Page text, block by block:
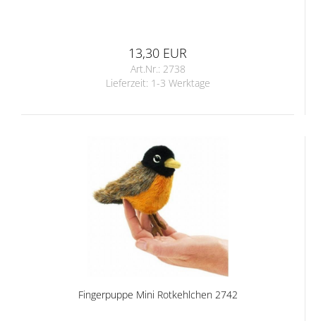
13,30 EUR
Art.Nr.: 2738
Lieferzeit: 1-3 Werktage
Fingerpuppe Mini Rotkehlchen 2742